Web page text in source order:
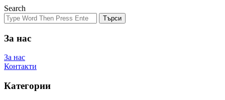
Search
Търси
За нас
За нас
Контакти
Категории